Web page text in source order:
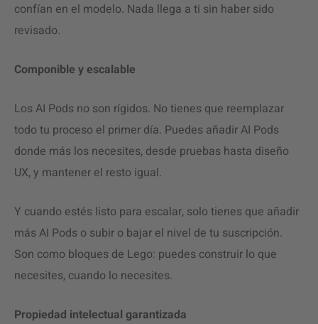
confían en el modelo. Nada llega a ti sin haber sido
revisado.
Componible y escalable
Los AI Pods no son rígidos. No tienes que reemplazar
todo tu proceso el primer día. Puedes añadir AI Pods
donde más los necesites, desde pruebas hasta diseño
UX, y mantener el resto igual.
Y cuando estés listo para escalar, solo tienes que añadir
más AI Pods o subir o bajar el nivel de tu suscripción.
Son como bloques de Lego: puedes construir lo que
necesites, cuando lo necesites.
Propiedad intelectual garantizada